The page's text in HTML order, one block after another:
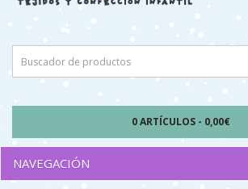
0 ARTÍCULOS - 0,00€
NAVEGACIÓN